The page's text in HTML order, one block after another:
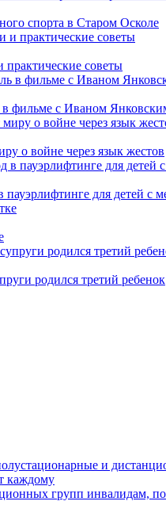
спорта в Старом Осколе
практические советы
в фильме с Иваном
о войне через язык жестов
для детей с
родился третий ребенок
и
каждому
групп инвалидам,